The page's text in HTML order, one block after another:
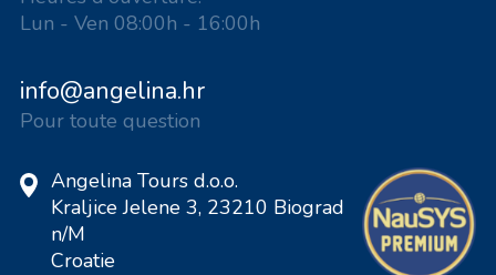
Lun - Ven 08:00h - 16:00h
info@angelina.hr
Pour toute question
Angelina Tours d.o.o.
Kraljice Jelene 3, 23210 Biograd
n/M
Croatie